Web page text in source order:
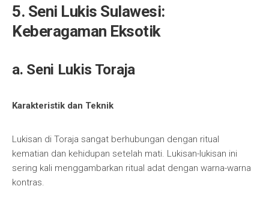
5. Seni Lukis Sulawesi:
Keberagaman Eksotik
a. Seni Lukis Toraja
Karakteristik dan Teknik
Lukisan di Toraja sangat berhubungan dengan ritual
kematian dan kehidupan setelah mati. Lukisan-lukisan ini
sering kali menggambarkan ritual adat dengan warna-warna
kontras.